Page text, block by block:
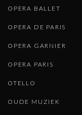
OPERA BALLET
OPERA DE PARIS
OPERA GARNIER
OPERA PARIS
OTELLO
OUDE MUZIEK